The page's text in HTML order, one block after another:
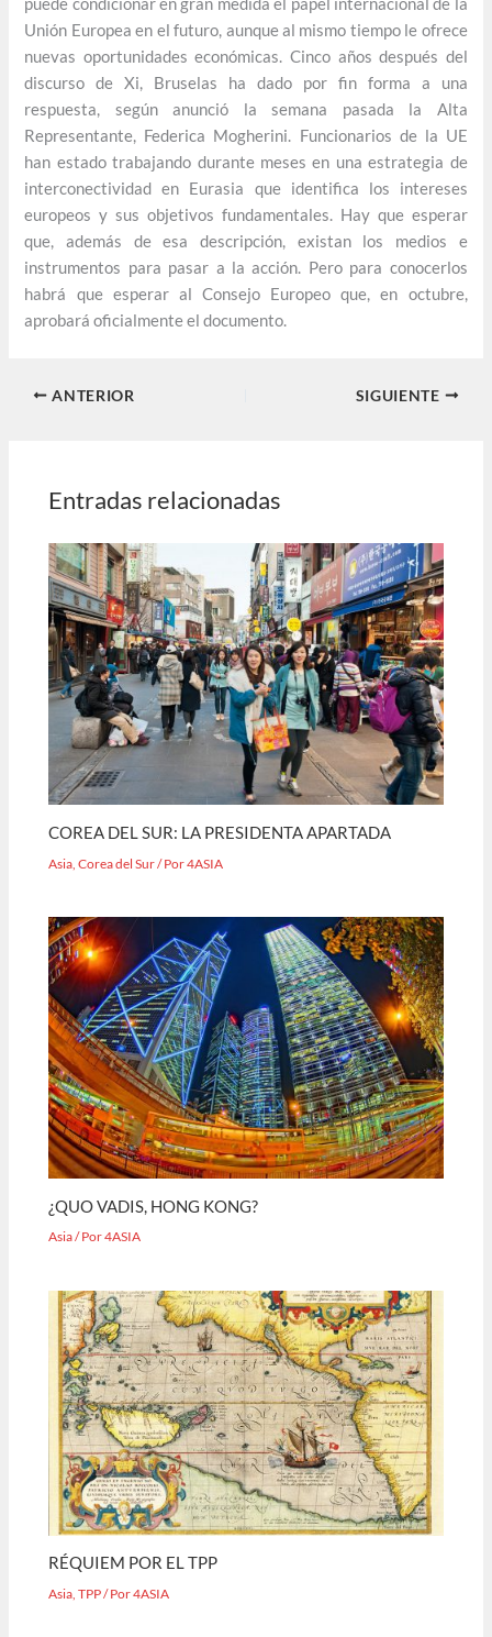
puede condicionar en gran medida el papel internacional de la
Unión Europea en el futuro, aunque al mismo tiempo le ofrece
nuevas oportunidades económicas. Cinco años después del
discurso de Xi, Bruselas ha dado por fin forma a una
respuesta, según anunció la semana pasada la Alta
Representante, Federica Mogherini. Funcionarios de la UE
han estado trabajando durante meses en una estrategia de
interconectividad en Eurasia que identifica los intereses
europeos y sus objetivos fundamentales. Hay que esperar
que, además de esa descripción, existan los medios e
instrumentos para pasar a la acción. Pero para conocerlos
habrá que esperar al Consejo Europeo que, en octubre,
aprobará oficialmente el documento.
ANTERIOR SIGUIENTE
Entradas relacionadas
COREA DEL SUR: LA PRESIDENTA APARTADA
Asia ,Corea del Sur/ Por4ASIA
¿QUO VADIS, HONG KONG?
Asia/ Por4ASIA
RÉQUIEM POR EL TPP
Asia,TPP/ Por4ASIA